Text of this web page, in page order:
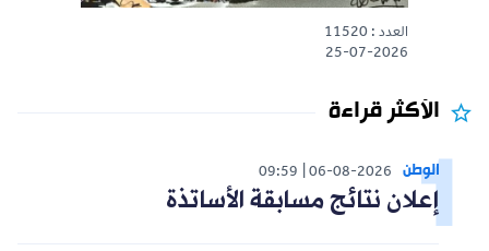
العدد : 11520
25-07-2026
الأكثر قراءة
الوطن 06-08-2026
09:59
إعلان نتائج مسابقة الأساتذة